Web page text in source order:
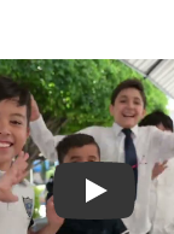
Ver video